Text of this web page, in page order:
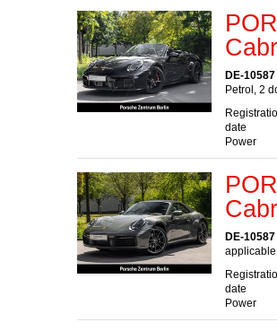
DE-
Petrol, 2
date
Power
DE-
date
Power